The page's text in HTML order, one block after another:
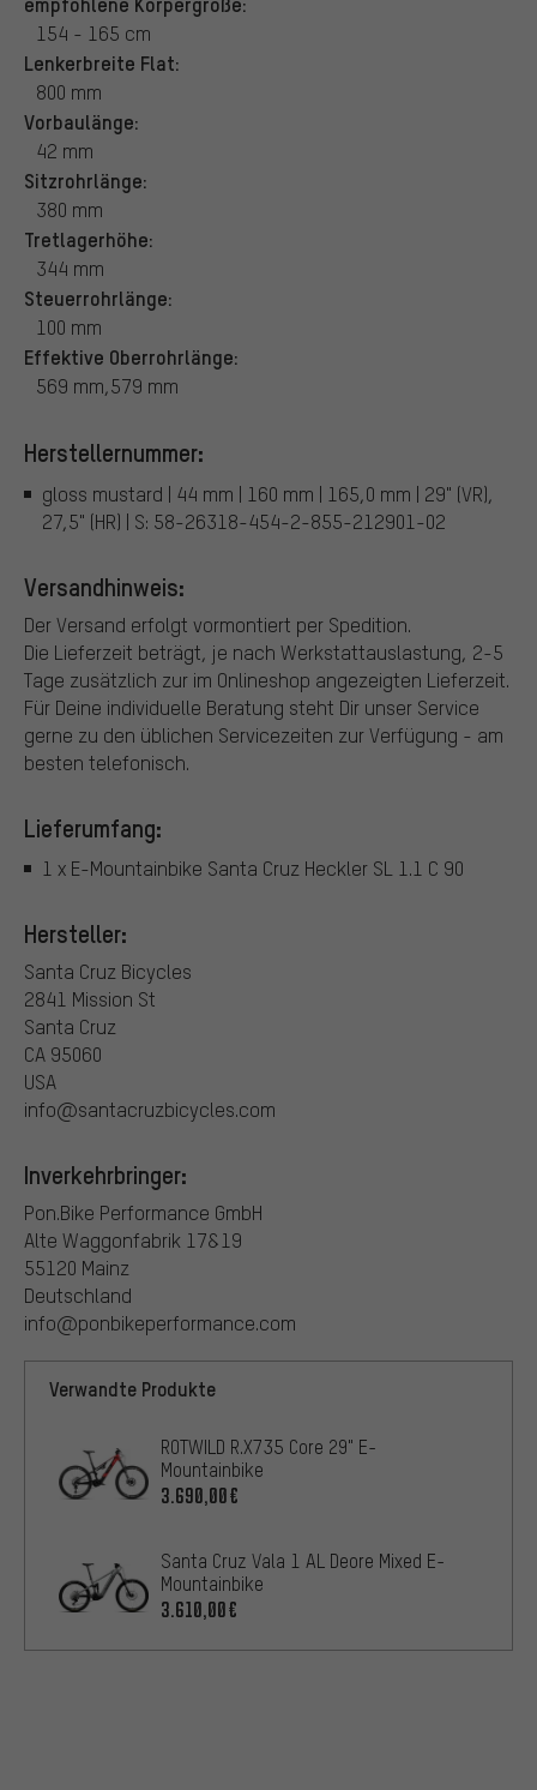
154 - 165 cm
Lenkerbreite Flat:
800 mm
Vorbaulänge:
42 mm
Sitzrohrlänge:
380 mm
Tretlagerhöhe:
344 mm
Steuerrohrlänge:
100 mm
Effektive Oberrohrlänge:
569 mm,579 mm
Herstellernummer:
gloss mustard | 44 mm | 160 mm | 165,0 mm | 29" (VR),
27,5" (HR) | S: 58-26318-454-2-855-212901-02
Versandhinweis:
Der Versand erfolgt vormontiert per Spedition.
Die Lieferzeit beträgt, je nach Werkstattauslastung, 2-5
Tage zusätzlich zur im Onlineshop angezeigten Lieferzeit.
Für Deine individuelle Beratung steht Dir unser Service
gerne zu den üblichen Servicezeiten zur Verfügung - am
besten telefonisch.
Lieferumfang:
1 x E-Mountainbike Santa Cruz Heckler SL 1.1 C 90
Hersteller:
Santa Cruz Bicycles
2841 Mission St
Santa Cruz
CA 95060
USA
info@santacruzbicycles.com
Inverkehrbringer:
Pon.Bike Performance GmbH
Alte Waggonfabrik 17&19
55120 Mainz
Deutschland
info@ponbikeperformance.com
Verwandte Produkte
ROTWILD R.X735 Core 29" E-
Mountainbike
3.690,00€
Santa Cruz Vala 1 AL Deore Mixed E-
Mountainbike
3.610,00€